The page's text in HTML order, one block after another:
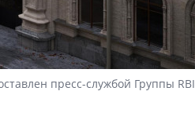
пресс-службой Группы RBI